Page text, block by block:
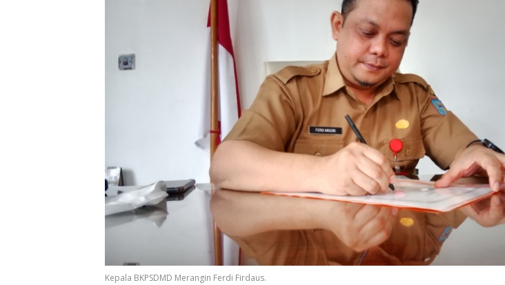
Kepala BKPSDMD Merangin Ferdi Firdaus.